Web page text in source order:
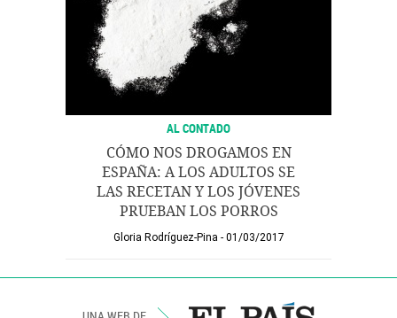
AL CONTADO
CÓMO NOS DROGAMOS EN
ESPAÑA: A LOS ADULTOS SE
LAS RECETAN Y LOS JÓVENES
PRUEBAN LOS PORROS
Gloria Rodríguez-Pina 01/03/2017